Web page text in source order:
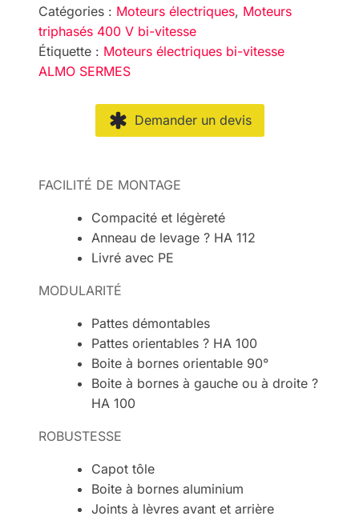
Catégories : Moteurs électriques, Moteurs
triphasés 400 V bi-vitesse
Étiquette : Moteurs électriques bi-vitesse
ALMO SERMES
Demander un devis
FACILITÉ DE MONTAGE
Compacité et légèreté
Anneau de levage ? HA 112
Livré avec PE
MODULARITÉ
Pattes démontables
Pattes orientables ? HA 100
Boite à bornes orientable 90°
Boite à bornes à gauche ou à droite ?
HA 100
ROBUSTESSE
Capot tôle
Boite à bornes aluminium
Joints à lèvres avant et arrière